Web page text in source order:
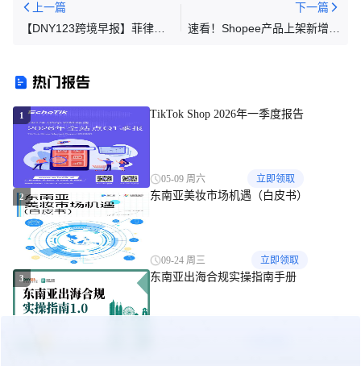
上一篇
【DNY123跨境早报】菲律宾
海关查货特大假烟走私案
下一篇
速看！Shopee产品上架新增硬
热门报告
1 TikTok Shop 2026年一季度报告
05-09 周六 立即领取
2 东南亚美妆市场机遇（白皮书）
09-24 周三 立即领取
3 东南亚出海合规实操指南手册